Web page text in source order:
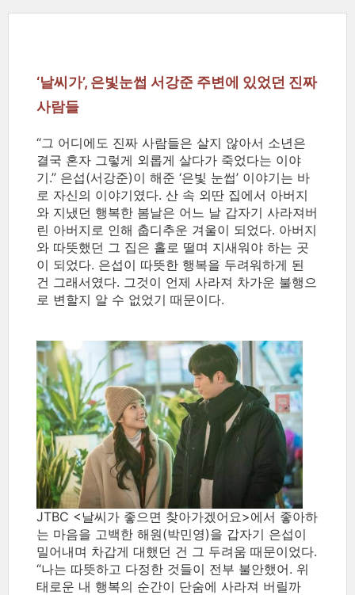
‘날씨가’, 은빛눈썹 서강준 주변에 있었던 진짜
사람들
“그 어디에도 진짜 사람들은 살지 않아서 소년은
결국 혼자 그렇게 외롭게 살다가 죽었다는 이야
기.” 은섭(서강준)이 해준 ‘은빛 눈썹’ 이야기는 바
로 자신의 이야기였다. 산 속 외딴 집에서 아버지
와 지냈던 행복한 봄날은 어느 날 갑자기 사라져버
린 아버지로 인해 춥디추운 겨울이 되었다. 아버지
와 따뜻했던 그 집은 홀로 떨며 지새워야 하는 곳
이 되었다. 은섭이 따뜻한 행복을 두려워하게 된
건 그래서였다. 그것이 언제 사라져 차가운 불행으
로 변할지 알 수 없었기 때문이다.
JTBC <날씨가 좋으면 찾아가겠어요>에서 좋아하
는 마음을 고백한 해원(박민영)을 갑자기 은섭이
밀어내며 차갑게 대했던 건 그 두려움 때문이었다.
“나는 따뜻하고 다정한 것들이 전부 불안했어. 위
태로운 내 행복의 순간이 단숨에 사라져 버릴까